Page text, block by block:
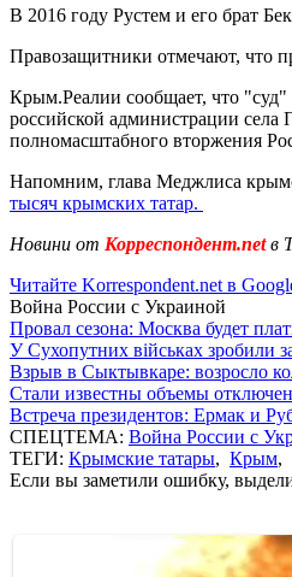
В 2016 году Рустем и его брат
Правозащитники отмечают, что
Крым.Реалии сообщает, что
российской администрации села
полномасштабного вторжения
Напомним, глава Меджлиса
тысяч крымских татар.
Новини от Корреспондент.netв
Читайте Korrespondent.net в
Война России с Украиной
Провал сезона: Москва будет
У Сухопутних військах зробили
Взрыв в Сыктывкаре: возросло
Стали известны объемы
Встреча президентов: Ермак и
СПЕЦТЕМА: Война России с
ТЕГИ: Крымские татары, Крым,
Если вы заметили ошибку,